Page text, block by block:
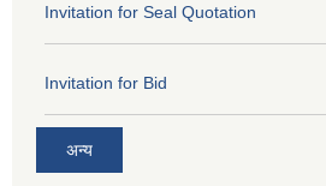
Invitation for Seal Quotation
Invitation for Bid
अन्य